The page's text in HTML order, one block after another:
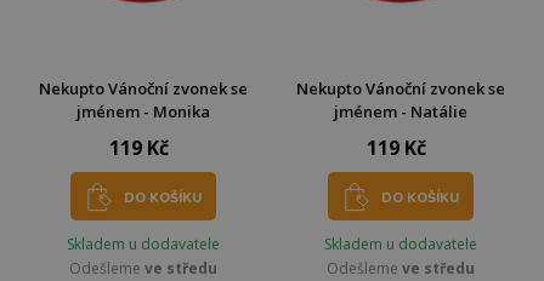
Nekupto Vánoční zvonek se
jménem - Monika
119 Kč
DO KOŠÍKU
Skladem u dodavatele
Odešleme ve středu
Nekupto Vánoční zvonek se
jménem - Natálie
119 Kč
DO KOŠÍKU
Skladem u dodavatele
Odešleme ve středu